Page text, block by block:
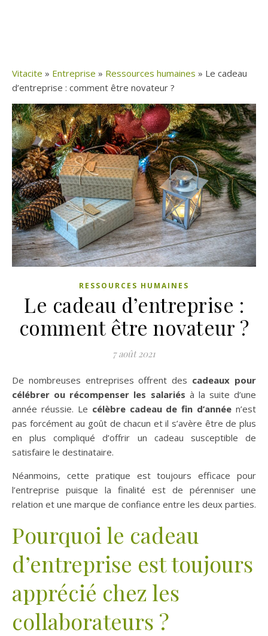
Vitacite » Entreprise » Ressources humaines » Le cadeau
d’entreprise : comment être novateur ?
RESSOURCES HUMAINES
Le cadeau d’entreprise :
comment être novateur ?
7 août 2021
De nombreuses entreprises offrent des cadeaux pour
célébrer ou récompenser les salariés à la suite d’une
année réussie. Le célèbre cadeau de fin d’année n’est
pas forcément au goût de chacun et il s’avère être de plus
en plus compliqué d’offrir un cadeau susceptible de
satisfaire le destinataire.
Néanmoins, cette pratique est toujours efficace pour
l’entreprise puisque la finalité est de pérenniser une
relation et une marque de confiance entre les deux parties.
Pourquoi le cadeau
d’entreprise est toujours
apprécié chez les
collaborateurs ?